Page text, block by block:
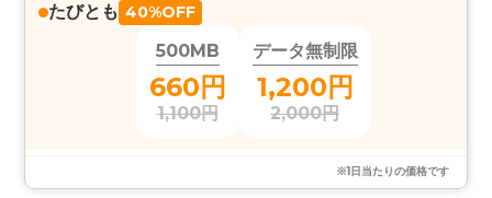
たびとも 40%OFF
500MB
660円
1,100円
データ無制限
1,200円
2,000円
※1日当たりの価格です